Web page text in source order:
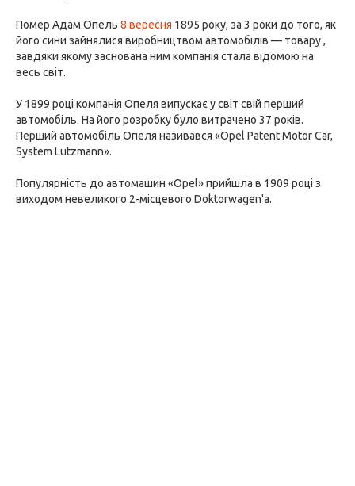
Помер Адам Опель 8 вересня 1895 року, за 3 роки до того, як
його сини зайнялися виробництвом автомобілів — товару ,
завдяки якому заснована ним компанія стала відомою на
весь світ.
У 1899 році компанія Опеля випускає у світ свій перший
автомобіль. На його розробку було витрачено 37 років.
Перший автомобіль Опеля називався «Opel Patent Motor Car,
System Lutzmann».
Популярність до автомашин «Opel» прийшла в 1909 році з
виходом невеликого 2-місцевого Doktorwagen'a.